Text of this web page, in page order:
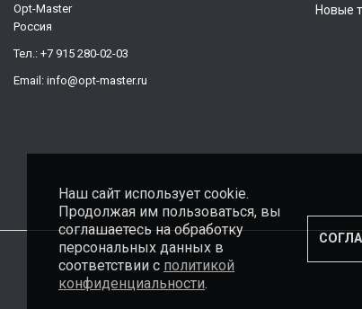
Opt-Master
Россия
Тел.: +7 915 280-02-03
Email: info@opt-master.ru
Новые
Наш сайт использует cookie.
Продолжая им пользоваться, вы
соглашаетесь на обработку
персональных данных в
соответствии с политикой
конфиденциальности.